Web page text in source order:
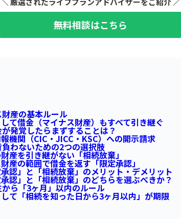
無料相談はこちら
産の基本ルール
て借金（マイナス財産）もすべて引き継ぐ
発覚したらまずすることは？
機関（CIC・JICC・KSC）への開示請求
わないための2つの選択肢
産を引き継がない「相続放棄」
産の範囲で借金を返す「限定承認」
承認」と「相続放棄」のメリット・デメリット
認」と「相続放棄」のどちらを選ぶべきか？
ら「3ヶ月」以内のルール
て「相続を知った日から3ヶ月以内」が期限